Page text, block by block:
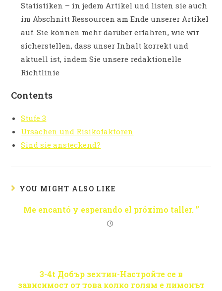
Statistiken – in jedem Artikel und listen sie auch
im Abschnitt Ressourcen am Ende unserer Artikel
auf. Sie können mehr darüber erfahren, wie wir
sicherstellen, dass unser Inhalt korrekt und
aktuell ist, indem Sie unsere redaktionelle
Richtlinie
Contents
Stufe 3
Ursachen und Risikofaktoren
Sind sie ansteckend?
YOU MIGHT ALSO LIKE
Me encantó y esperando el próximo taller. ”
3-4t Добър зехтин-Настройте се в
зависимост от това колко голям е лимонът